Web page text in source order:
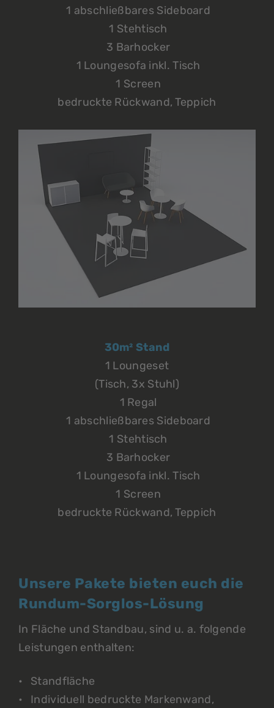
1 abschließbares Sideboard
1 Stehtisch
3 Barhocker
1 Loungesofa inkl. Tisch
1 Screen
bedruckte Rückwand, Teppich
30m² Stand
1 Loungeset
(Tisch, 3x Stuhl)
1 Regal
1 abschließbares Sideboard
1 Stehtisch
3 Barhocker
1 Loungesofa inkl. Tisch
1 Screen
bedruckte Rückwand, Teppich
Unsere Pakete bieten euch die
Rundum-Sorglos-Lösung
In Fläche und Standbau, sind u. a. folgende
Leistungen enthalten:
Standfläche
Individuell bedruckte Markenwand,